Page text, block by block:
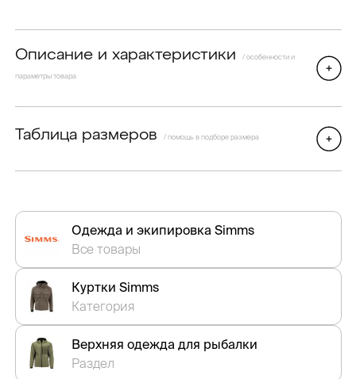
Описание и характеристики / особенности и
параметры товара
Таблица размеров / помощь в подборе размера
Одежда и экипировка Simms
Все товары
Куртки Simms
Категория
Верхняя одежда для рыбалки
Раздел